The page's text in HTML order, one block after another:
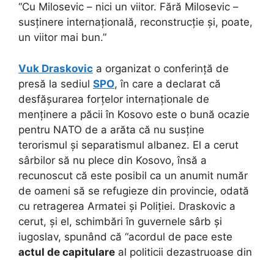
“Cu Milosevic – nici un viitor. Fără Milosevic –
susținere internațională, reconstrucție și, poate,
un viitor mai bun.”
Vuk Draskovic a organizat o conferință de
presă la sediul SPO, în care a declarat că
desfășurarea forțelor internaționale de
menținere a păcii în Kosovo este o bună ocazie
pentru NATO de a arăta că nu susține
terorismul și separatismul albanez. El a cerut
sârbilor să nu plece din Kosovo, însă a
recunoscut că este posibil ca un anumit număr
de oameni să se refugieze din provincie, odată
cu retragerea Armatei și Poliției. Draskovic a
cerut, și el, schimbări în guvernele sârb și
iugoslav, spunând că “acordul de pace este
actul de capitulare al politicii dezastruoase din